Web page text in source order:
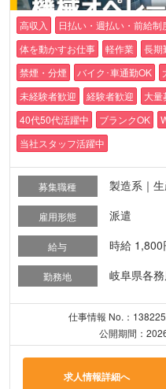
高収入 日払い・週払い・前給制
体を動かすお仕事
軽作業 長期
禁煙・分煙
バイク･車通勤OK
未経験者歓迎
経験者歓迎 大量
40代50代活躍中
ブランクOK
当社スタッフ活躍中
募集職種 製造系｜
雇用形態 派遣
給与 時給
勤務地 岐阜県各
仕事情報 No.：
公開期間：
求人情報詳細へ